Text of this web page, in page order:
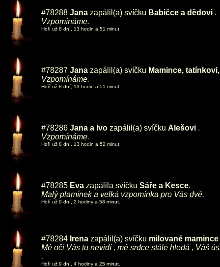
#78288 Jana zapálil(a) svíčku Babičce a dědovi .
Vzpomínáme.
Hoří už 8 dní, 13 hodin a 51 minut.
#78287 Jana zapálil(a) svíčku Mamince,
Vzpomínáme.
Hoří už 8 dní, 13 hodin a 51 minut.
#78286 Jana a Ivo zapálil(a) svíčku Alešovi .
Vzpomínáme.
Hoří už 8 dní, 13 hodin a 52 minut.
#78285 Eva zapálila svíčku Sáře a Kesce.
Malý plamínek a velká vzpomínka pro Vás dvě.
Hoří už 9 dní, 2 hodiny a 58 minut.
#78284 Irena zapálil(a) svíčku milované
Mé oči Vás tu nevidí , mé srdce stále hledá , Váš
.
Hoří už 9 dní, 4 hodiny a 25 minut.